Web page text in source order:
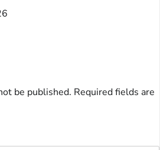
be published. Required fields are